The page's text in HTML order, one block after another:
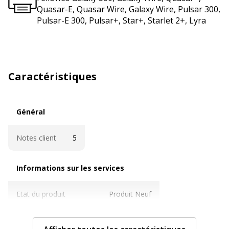
Quasar-E, Quasar Wire, Galaxy Wire, Pulsar 300,
Pulsar-E 300, Pulsar+, Star+, Starlet 2+, Lyra
Caractéristiques
Général
Notes client 5
Informations sur les services
Etat du produit Produit Neuf
Normes de conformité FSC